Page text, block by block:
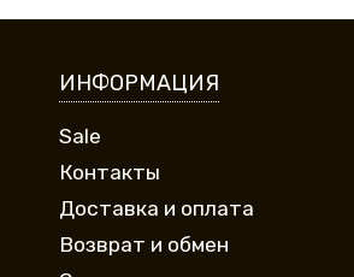
ИНФОРМАЦИЯ
Sale
Контакты
Доставка и оплата
Возврат и обмен